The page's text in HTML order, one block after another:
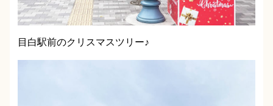
目白駅前のクリスマスツリー♪